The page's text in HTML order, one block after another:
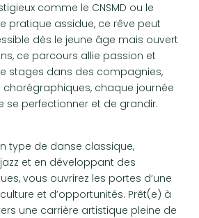
comme le CNSMD ou le
pratique assidue, ce rêve peut
dès le jeune âge mais ouvert
ce parcours allie passion et
stages dans des compagnies,
chorégraphiques, chaque journée
se perfectionner et de grandir.
type de danse classique,
et en développant des
vous ouvrirez les portes d’une
et d’opportunités. Prêt(e) à
une carrière artistique pleine de